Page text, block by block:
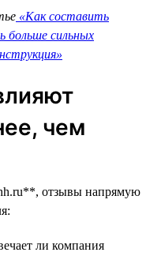
«Как составить
больше сильных
чем
отзывы напрямую
ли компания